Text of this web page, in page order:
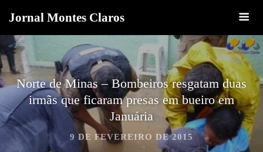
Jornal Montes Claros
Norte de Minas – Bombeiros resgatam duas
irmãs que ficaram presas em bueiro em
Januária
9 DE FEVEREIRO DE 2015